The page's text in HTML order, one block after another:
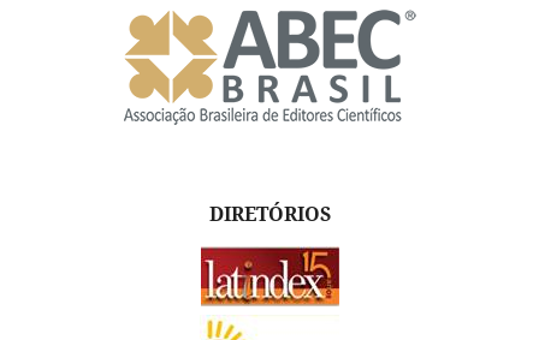
DIRETÓRIOS